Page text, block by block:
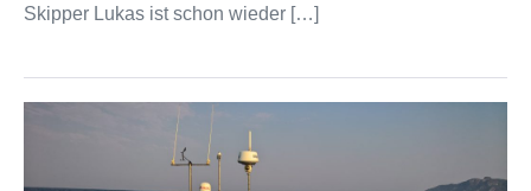
Skipper Lukas ist schon wieder […]